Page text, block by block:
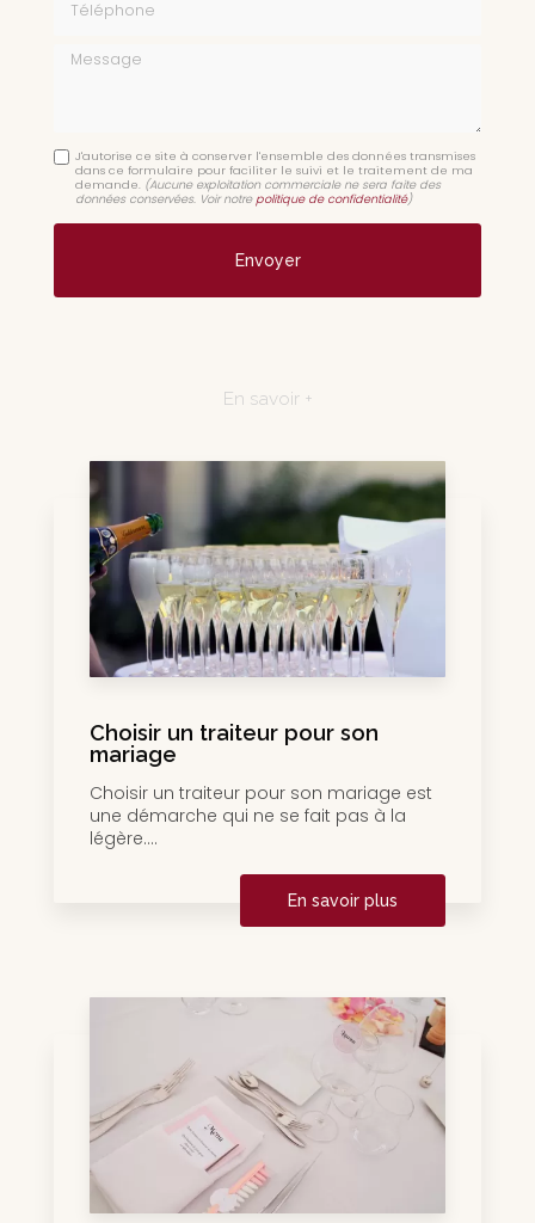
Message
J'autorise ce site à conserver l'ensemble des données transmises
dans ce formulaire pour faciliter le suivi et le traitement de ma
demande. (Aucune exploitation commerciale ne sera faite des
données conservées. Voir notre politique de confidentialité)
En savoir +
Choisir un traiteur pour son
mariage
Choisir un traiteur pour son mariage est
une démarche qui ne se fait pas à la
légère....
En savoir plus